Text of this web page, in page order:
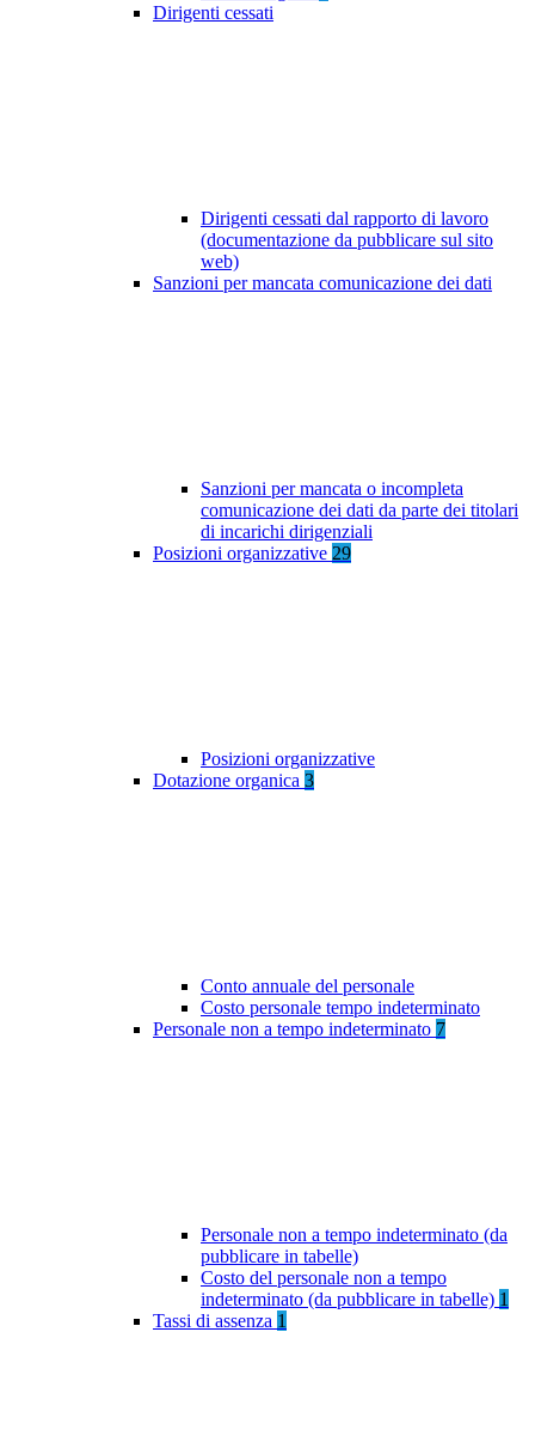
Dirigenti cessati
Dirigenti cessati dal rapporto di lavoro
(documentazione da pubblicare sul sito
web)
Sanzioni per mancata comunicazione dei dati
Sanzioni per mancata o incompleta
comunicazione dei dati da parte dei titolari
di incarichi dirigenziali
Posizioni organizzative 29
Posizioni organizzative
Dotazione organica 3
Conto annuale del personale
Costo personale tempo indeterminato
Personale non a tempo indeterminato 7
Personale non a tempo indeterminato (da
pubblicare in tabelle)
Costo del personale non a tempo
indeterminato (da pubblicare in tabelle) 1
Tassi di assenza 1